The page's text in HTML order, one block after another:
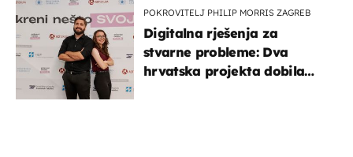
POKROVITELJ PHILIP MORRIS ZAGREB
Digitalna rješenja za
stvarne probleme: Dva
hrvatska projekta dobila